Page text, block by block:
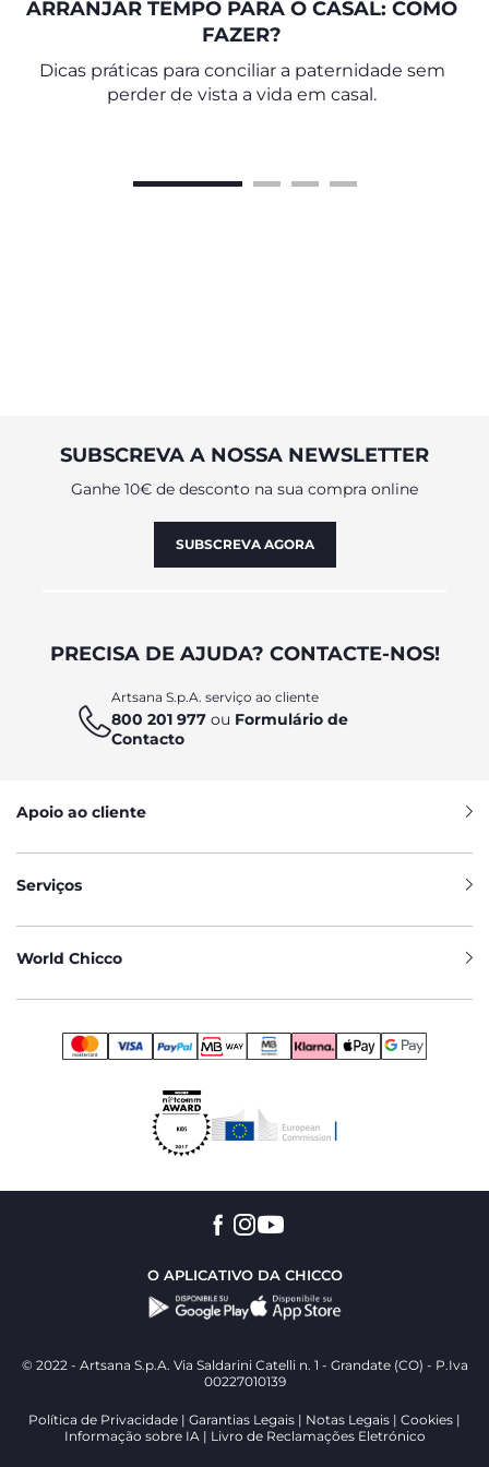
ARRANJAR TEMPO PARA O CASAL: COMO
FAZER?
Dicas práticas para conciliar a paternidade sem
perder de vista a vida em casal.
SUBSCREVA A NOSSA NEWSLETTER
Ganhe 10€ de desconto na sua compra online
SUBSCREVA AGORA
PRECISA DE AJUDA? CONTACTE-NOS!
Artsana S.p.A. serviço ao cliente
800 201 977 ou Formulário de
Contacto
Apoio ao cliente
Serviços
World Chicco
O APLICATIVO DA CHICCO
© 2022 - Artsana S.p.A. Via Saldarini Catelli n. 1 - Grandate (CO) - P.Iva
00227010139
Política de Privacidade Garantias Legais Notas Legais
Cookies
Informação sobre IA
Livro de Reclamações Eletrónico